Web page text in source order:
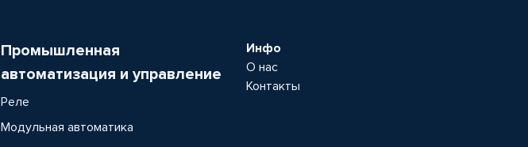
Промышленная
автоматизация и управление
Реле
Модульная автоматика
Инфо
О нас
Контакты